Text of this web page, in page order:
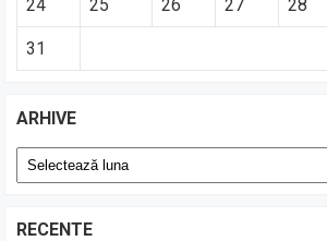
24 25 26 27 28
31
ARHIVE
Arhive
RECENTE